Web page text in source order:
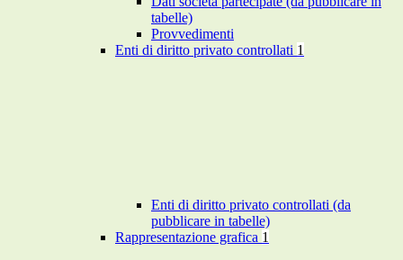
tabelle)
Provvedimenti
Enti di diritto privato controllati 1
Enti di diritto privato controllati (da
pubblicare in tabelle)
Rappresentazione grafica 1